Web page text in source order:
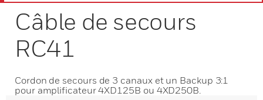
Câble de secours
RC41
Cordon de secours de 3 canaux et un Backup 3:1
pour amplificateur 4XD125B ou 4XD250B.